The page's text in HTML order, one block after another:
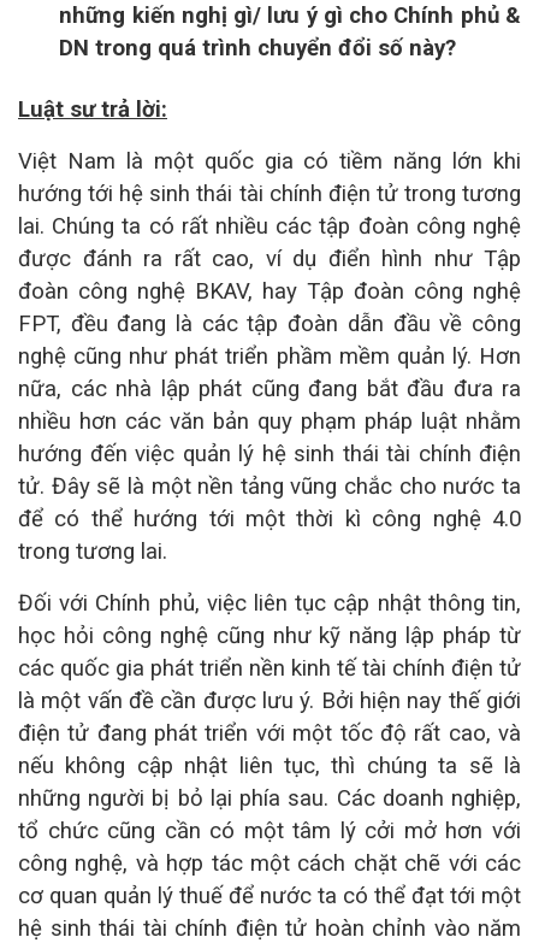
những kiến nghị gì/ lưu ý gì cho Chính phủ &
DN trong quá trình chuyển đổi số này?
Luật sư trả lời:
Việt Nam là một quốc gia có tiềm năng lớn khi
hướng tới hệ sinh thái tài chính điện tử trong tương
lai. Chúng ta có rất nhiều các tập đoàn công nghệ
được đánh ra rất cao, ví dụ điển hình như Tập
đoàn công nghệ BKAV, hay Tập đoàn công nghệ
FPT, đều đang là các tập đoàn dẫn đầu về công
nghệ cũng như phát triển phầm mềm quản lý. Hơn
nữa, các nhà lập phát cũng đang bắt đầu đưa ra
nhiều hơn các văn bản quy phạm pháp luật nhằm
hướng đến việc quản lý hệ sinh thái tài chính điện
tử. Đây sẽ là một nền tảng vũng chắc cho nước ta
để có thể hướng tới một thời kì công nghệ 4.0
trong tương lai.
Đối với Chính phủ, việc liên tục cập nhật thông tin,
học hỏi công nghệ cũng như kỹ năng lập pháp từ
các quốc gia phát triển nền kinh tế tài chính điện tử
là một vấn đề cần được lưu ý. Bởi hiện nay thế giới
điện tử đang phát triển với một tốc độ rất cao, và
nếu không cập nhật liên tục, thì chúng ta sẽ là
những người bị bỏ lại phía sau. Các doanh nghiệp,
tổ chức cũng cần có một tâm lý cởi mở hơn với
công nghệ, và hợp tác một cách chặt chẽ với các
cơ quan quản lý thuế để nước ta có thể đạt tới một
hệ sinh thái tài chính điện tử hoàn chỉnh vào năm